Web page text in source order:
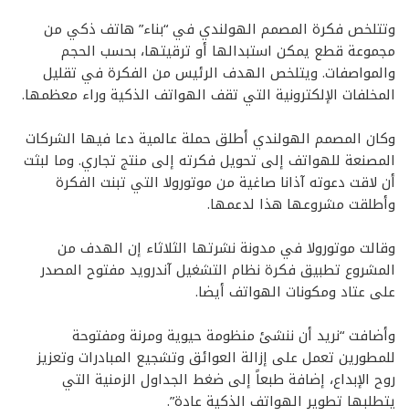
وتتلخص فكرة المصمم الهولندي في “بناء” هاتف ذكي من
مجموعة قطع يمكن استبدالها أو ترقيتها، بحسب الحجم
والمواصفات. ويتلخص الهدف الرئيس من الفكرة في تقليل
المخلفات الإلكترونية التي تقف الهواتف الذكية وراء معظمها.
وكان المصمم الهولندي أطلق حملة عالمية دعا فيها الشركات
المصنعة للهواتف إلى تحويل فكرته إلى منتج تجاري. وما لبثت
أن لاقت دعوته آذانا صاغية من موتورولا التي تبنت الفكرة
وأطلقت مشروعها هذا لدعمها.
وقالت موتورولا في مدونة نشرتها الثلاثاء إن الهدف من
المشروع تطبيق فكرة نظام التشغيل آندرويد مفتوح المصدر
على عتاد ومكونات الهواتف أيضا.
وأضافت “نريد أن ننشئ منظومة حيوية ومرنة ومفتوحة
للمطورين تعمل على إزالة العوائق وتشجيع المبادرات وتعزيز
روح الإبداع، إضافة طبعاً إلى ضغط الجداول الزمنية التي
يتطلبها تطوير الهواتف الذكية عادة”.